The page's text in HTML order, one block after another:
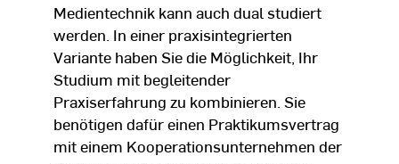
Medientechnik kann auch dual studiert
werden. In einer praxisintegrierten
Variante haben Sie die Möglichkeit, Ihr
Studium mit begleitender
Praxiserfahrung zu kombinieren. Sie
benötigen dafür einen Praktikumsvertrag
mit einem Kooperationsunternehmen der